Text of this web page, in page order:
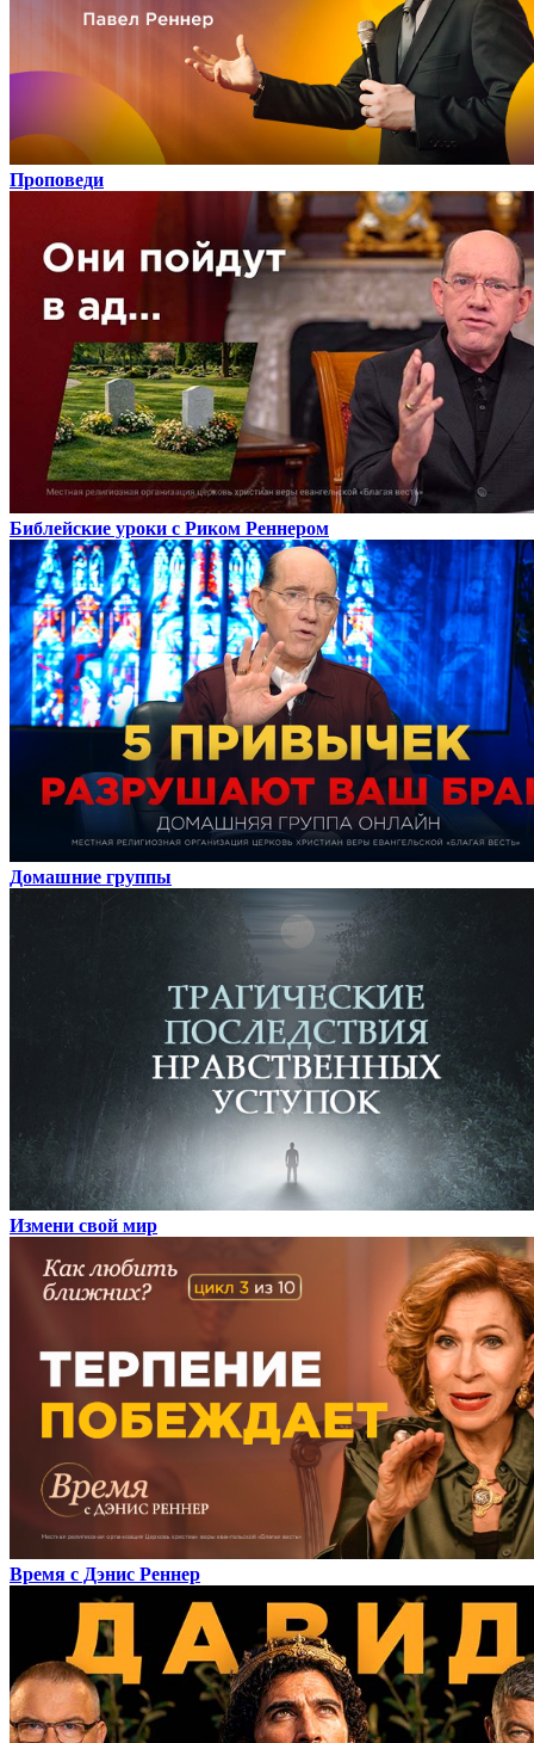
Проповеди
Библейские уроки с Риком Реннером
Домашние группы
Измени свой мир
Время с Дэнис Реннер